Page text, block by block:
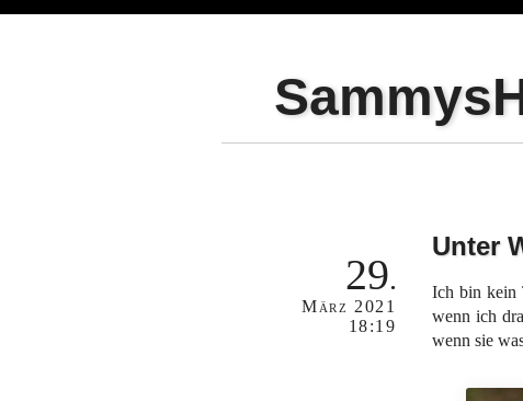
29
März 2021
18:19
Unter
Ich bin kein
wenn ich
wenn sie